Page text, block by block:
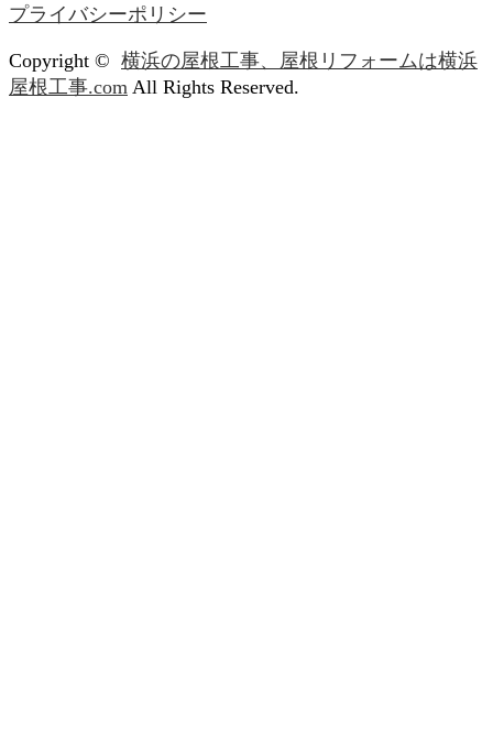
プライバシーポリシー
Copyright © 横浜の屋根工事、屋根リフォームは横浜
屋根工事.com All Rights Reserved.